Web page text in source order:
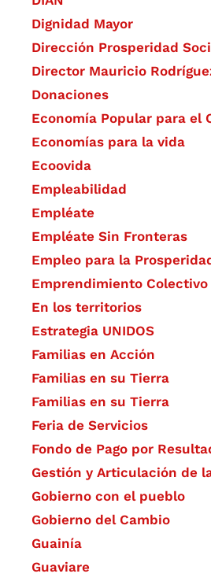
Dignidad Mayor
Dirección Prosperidad
Director Mauricio
Donaciones
Economía Popular para el
Economías para la vida
Ecoovida
Empleabilidad
Empléate
Empléate Sin Fronteras
Empleo para la
Emprendimiento Colectivo
En los territorios
Estrategia UNIDOS
Familias en Acción
Familias en su Tierra
Familias en su Tierra
Feria de Servicios
Fondo de Pago por
Gestión y Articulación de
Gobierno con el pueblo
Gobierno del Cambio
Guainía
Guaviare